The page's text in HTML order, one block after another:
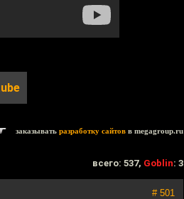
заказывать разработку сайтов в megagroup.ru
всего: 537, Goblin: 3
# 501